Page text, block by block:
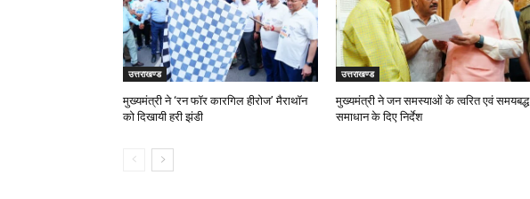
उत्तराखण्ड
मुख्यमंत्री ने ‘रन फॉर कारगिल हीरोज’ मैराथॉन
को दिखायी हरी झंडी
उत्तराखण्ड
मुख्यमंत्री ने जन समस्याओं के त्वरित एवं समयबद्ध
समाधान के दिए निर्देश